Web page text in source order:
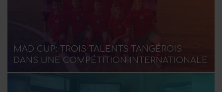
MAD CUP: TROIS TALENTS TANGÉROIS
DANS UNE COMPÉTITION INTERNATIONALE